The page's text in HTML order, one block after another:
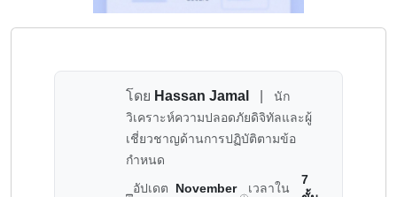
โดย Hassan Jamal
นัก
วิเคราะห์ความปลอดภัยดิจิทัลและผู้
เชี่ยวชาญด้านการปฏิบัติตามข้อ
กำหนด
อัปเดต
November
เวลาใน
7